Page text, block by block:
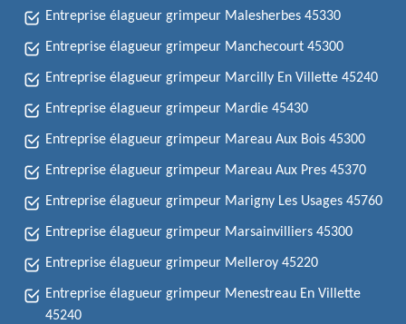
Entreprise élagueur grimpeur Malesherbes 45330
Entreprise élagueur grimpeur Manchecourt 45300
Entreprise élagueur grimpeur Marcilly En Villette 45240
Entreprise élagueur grimpeur Mardie 45430
Entreprise élagueur grimpeur Mareau Aux Bois 45300
Entreprise élagueur grimpeur Mareau Aux Pres 45370
Entreprise élagueur grimpeur Marigny Les Usages 45760
Entreprise élagueur grimpeur Marsainvilliers 45300
Entreprise élagueur grimpeur Melleroy 45220
Entreprise élagueur grimpeur Menestreau En Villette
45240